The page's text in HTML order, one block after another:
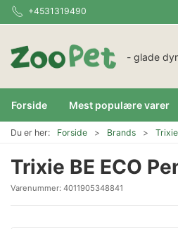
+4531319490
- glade
Forside Mest populære varer
Du er her: Forside Brands Trixie
Trixie BE ECO
Varenummer: 4011905348841